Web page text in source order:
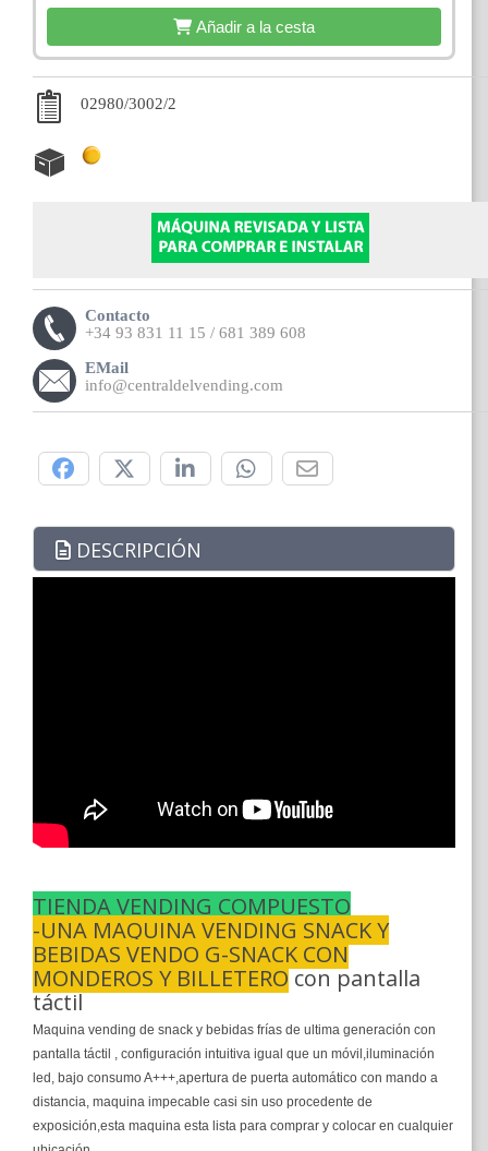
Añadir a la cesta
02980/3002/2
Contacto
+34 93 831 11 15 / 681 389 608
EMail
info@centraldelvending.com
DESCRIPCIÓN
TIENDA VENDING COMPUESTO
-UNA MAQUINA VENDING SNACK Y
BEBIDAS VENDO G-SNACK CON
MONDEROS Y BILLETEROcon pantalla
táctil
Maquina vending de snack y bebidas frías de ultima generación con
pantalla táctil , configuración intuitiva igual que un móvil,iluminación
led, bajo consumo A+++,apertura de puerta automático con mando a
distancia, maquina impecable casi sin uso procedente de
exposición,esta maquina esta lista para comprar y colocar en cualquier